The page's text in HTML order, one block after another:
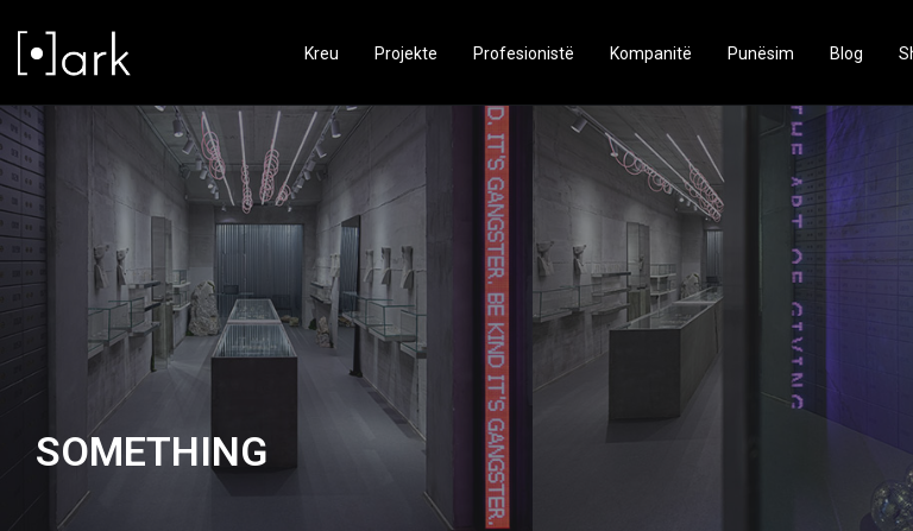
Kreu Projekte Profesionistë Kompanitë Punësim Blog
SOMETHING